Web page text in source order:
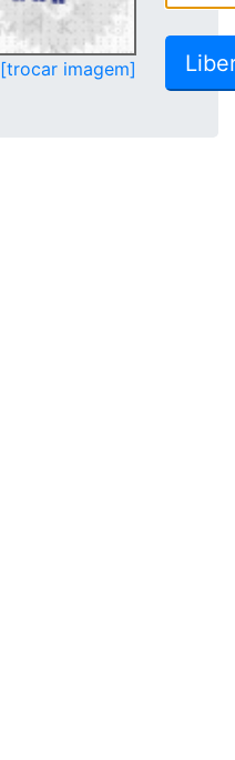
[trocar imagem]